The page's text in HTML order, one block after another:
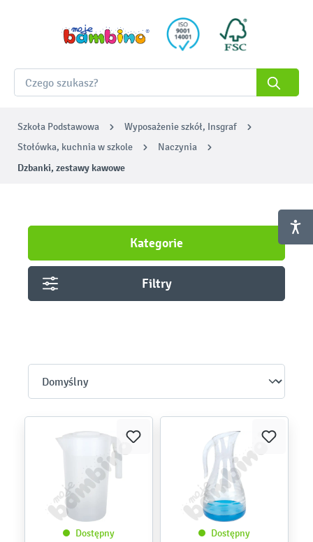
Szkoła Podstawowa
Wyposażenie szkół, Insgraf
Stołówka, kuchnia w szkole
Naczynia
Dzbanki, zestawy kawowe
Kategorie
Filtry
Dostępny Dostępny